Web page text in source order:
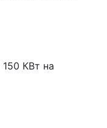
150 КВт на